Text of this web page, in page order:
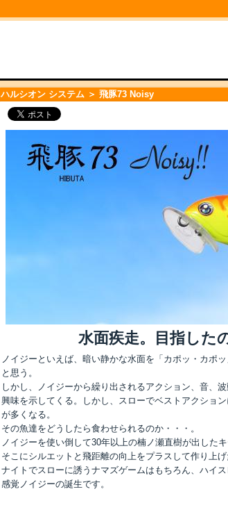
ハルシオン システム ＞ 飛豚73 Noisy
水面疾走。目指した
ノイジーといえば、暗い静かな水面を「カポッ・カポ
と思う。
しかし、ノイジーから繰り出されるアクション、音、
興味を示してくる。しかし、スローでベストアクショ
が多くなる。
その魚達をどうしたら食わせられるのか・・・。
ノイジーを使い倒して30年以上の楠ノ瀬直樹が出した
そこにシルエットと飛距離の向上をプラスして作り上
ナイトでスローに誘うナマズゲームはもちろん、ハイ
感覚ノイジーの誕生です。